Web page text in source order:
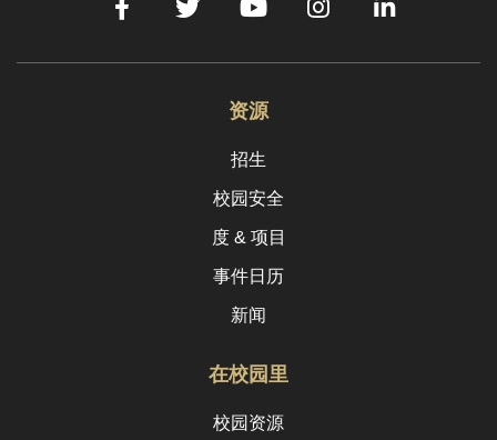
脸
推
YouTubeInstagram
资源
招生
校园安全
度 & 项目
事件日历
新闻
在校园里
校园资源